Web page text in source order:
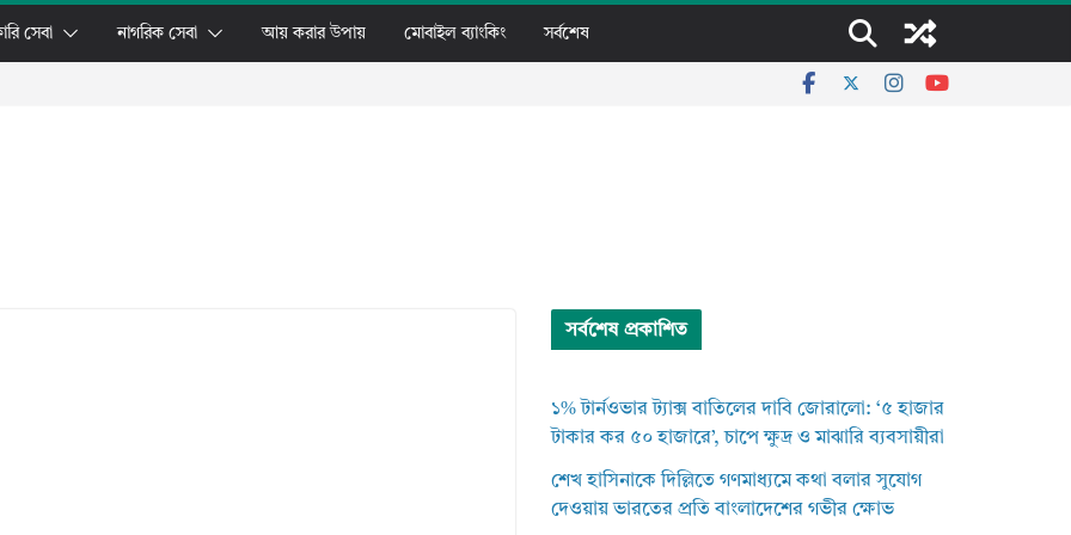
সেবা নাগরিক সেবা আয় করার উপায় মোবাইল ব্যাংকিং সর্বশেষ
সর্বশেষ প্রকাশিত
১% টার্নওভার ট্যাক্স বাতিলের দাবি জোরালো: ‘৫ হাজার
টাকার কর ৫০ হাজারে’, চাপে ক্ষুদ্র ও মাঝারি ব্যবসায়ীরা
শেখ হাসিনাকে দিল্লিতে গণমাধ্যমে কথা বলার সুযোগ
দেওয়ায় ভারতের প্রতি বাংলাদেশের গভীর ক্ষোভ